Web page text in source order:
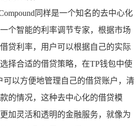
同样是一个知名的去中心化
个智能的利率调节专家，根据市场
贷利率，用户可以根据自己的实际
择合适的借贷策略，在TP钱包中使
可以方便地管理自己的借贷账户，清
的情况，这种去中心化的借贷模
加灵活和透明的金融服务，就像为